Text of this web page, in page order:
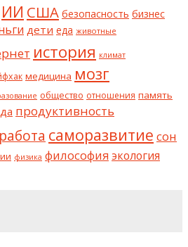
ИИ США безопасность бизнес
дети еда животные
история климат
медицина мозг
общество отношения память
продуктивность
работа саморазвитие сон
физика философия экология